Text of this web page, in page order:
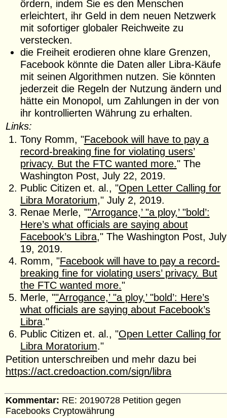
ördern, indem Sie es den Menschen
erleichtert, ihr Geld in dem neuen Netzwerk
mit sofortiger globaler Reichweite zu
verstecken.
die Freiheit erodieren ohne klare Grenzen,
Facebook könnte die Daten aller Libra-Käufe
mit seinen Algorithmen nutzen. Sie könnten
jederzeit die Regeln der Nutzung ändern und
hätte ein Monopol, um Zahlungen in der von
ihr kontrollierten Währung zu erhalten.
Links:
Tony Romm, "Facebook will have to pay a
record-breaking fine for violating users’
privacy. But the FTC wanted more." The
Washington Post, July 22, 2019.
Public Citizen et. al., "Open Letter Calling for
Libra Moratorium," July 2, 2019.
Renae Merle, ""Arrogance,’ "a ploy,’ "bold’:
Here’s what officials are saying about
Facebook’s Libra," The Washington Post, July
19, 2019.
Romm, "Facebook will have to pay a record-
breaking fine for violating users’ privacy. But
the FTC wanted more."
Merle, ""Arrogance,’ "a ploy,’ "bold’: Here’s
what officials are saying about Facebook’s
Libra."
Public Citizen et. al., "Open Letter Calling for
Libra Moratorium."
Petition unterschreiben und mehr dazu bei
https://act.credoaction.com/sign/libra
Kommentar: RE: 20190728 Petition gegen
Facebooks Cryptowährung